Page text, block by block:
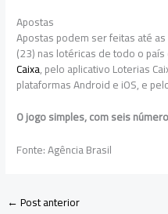
Apostas
Apostas podem ser feitas até
(23) nas lotéricas de todo o
Caixa, pelo aplicativo Loterias
plataformas Android e iOS, e
O jogo simples, com seis
Fonte: Agência Brasil
←Post anterior